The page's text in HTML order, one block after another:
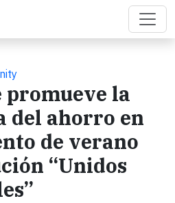
la
del ahorro en
de verano
“Unidos